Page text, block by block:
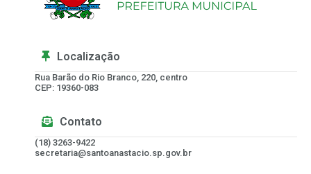
Localização
Rua Barão do Rio Branco, 220, centro
CEP: 19360-083
Contato
(18) 3263-9422
secretaria@santoanastacio.sp.gov.br